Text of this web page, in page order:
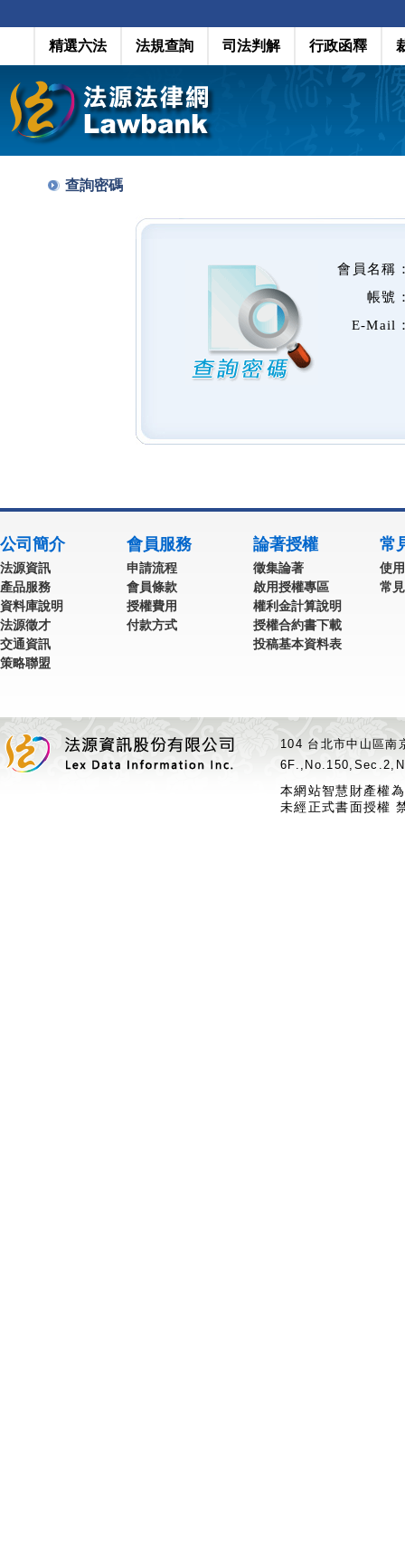
精選六法 法規查詢 司法判解 行政函釋
查詢密碼
會員名稱
帳號
E-Mail
公司簡介
法源資訊
產品服務
資料庫說明
法源徵才
交通資訊
策略聯盟
會員服務
申請流程
會員條款
授權費用
付款方式
論著授權
徵集論著
啟用授權專區
權利金計算說明
授權合約書下載
投稿基本資料表
常
使
常
104 台北市中山區
本網站智慧財產權
未經正式書面授權